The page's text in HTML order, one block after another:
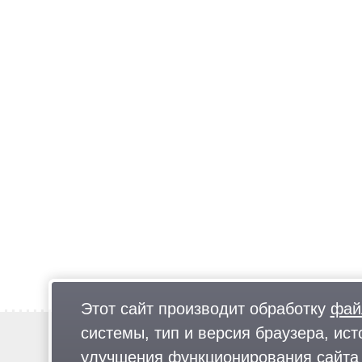
Новости
Предложи новость
Этот сайт производит обработку
системы, тип и версия браузера,
улучшения функционирования